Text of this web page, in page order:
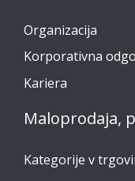
Organizacija
Korporativna
Kariera
Maloprodaja,
Kategorije v